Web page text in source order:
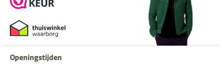
Openingstijden